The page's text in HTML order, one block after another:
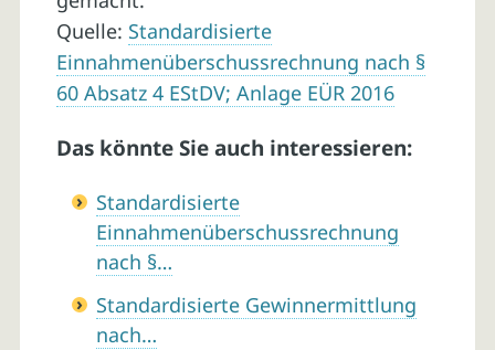
Quelle: Standardisierte
Einnahmenüberschussrechnung nach §
60 Absatz 4 EStDV; Anlage EÜR 2016
Das könnte Sie auch interessieren:
Standardisierte
Einnahmenüberschussrechnung
nach §…
Standardisierte Gewinnermittlung
nach…